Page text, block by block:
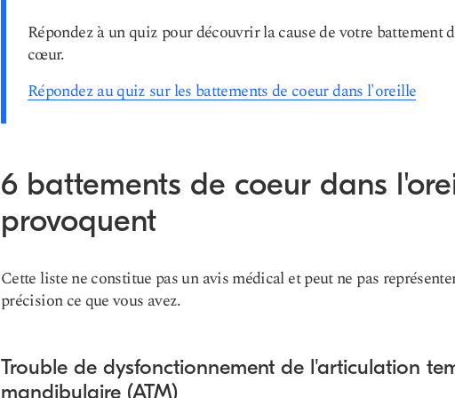
Répondez à un quiz pour découvrir la cause de votre battement
cœur.
Répondez au quiz sur les battements de coeur dans l'oreille
6 battements de coeur dans
provoquent
Cette liste ne constitue pas un avis médical et peut ne pas
précision ce que vous avez.
Trouble de dysfonctionnement de l'articulation
mandibulaire (ATM)